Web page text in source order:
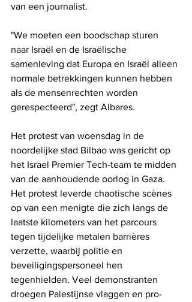
van een journalist.
"We moeten een boodschap sturen
naar Israël en de Israëlische
samenleving dat Europa en Israël alleen
normale betrekkingen kunnen hebben
als de mensenrechten worden
gerespecteerd", zegt Albares.
Het protest van woensdag in de
noordelijke stad Bilbao was gericht op
het Israel Premier Tech-team te midden
van de aanhoudende oorlog in Gaza.
Het protest leverde chaotische scènes
op van een menigte die zich langs de
laatste kilometers van het parcours
tegen tijdelijke metalen barrières
verzette, waarbij politie en
beveiligingspersoneel hen
tegenhielden. Veel demonstranten
droegen Palestijnse vlaggen en pro-